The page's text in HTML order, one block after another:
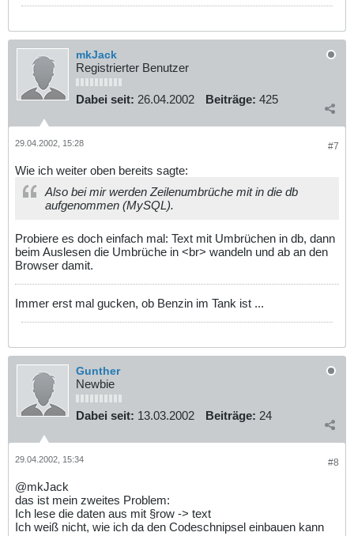
mkJack
Registrierter Benutzer
Dabei seit: 26.04.2002 Beiträge: 425
#7
29.04.2002, 15:28
Wie ich weiter oben bereits sagte:
Also bei mir werden Zeilenumbrüche mit in die db
aufgenommen (MySQL).
Probiere es doch einfach mal: Text mit Umbrüchen in db, dann
beim Auslesen die Umbrüche in <br> wandeln und ab an den
Browser damit.
Immer erst mal gucken, ob Benzin im Tank ist ...
Gunther
Newbie
Dabei seit: 13.03.2002 Beiträge: 24
#8
29.04.2002, 15:34
@mkJack
das ist mein zweites Problem:
Ich lese die daten aus mit §row -> text
Ich weiß nicht, wie ich da den Codeschnipsel einbauen kann